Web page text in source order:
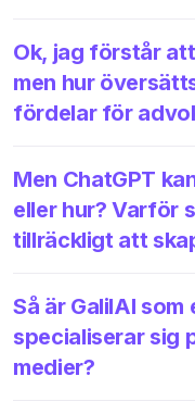
Ok, jag förstår
men hur
fördelar för
Men ChatGPT
eller hur? Varför
tillräckligt att
Så är GalilAI
specialiserar sig
medier?